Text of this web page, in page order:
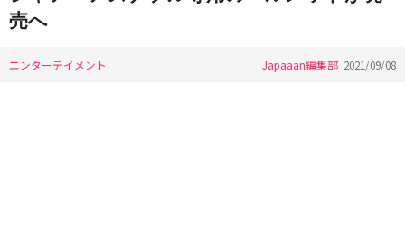
売へ
エンターテイメント Japaaan編集部 2021/09/08